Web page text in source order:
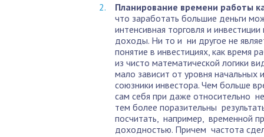
Планирование времени работы
что заработать большие деньги
интенсивная торговля и
доходы. Ни то и ни другое не
понятие в инвестициях, как время
из чисто математической логики
мало зависит от уровня начальных
союзники инвестора. Чем больше
сам себя при даже относительно
тем более поразительны
посчитать, например, временной
доходностью. Причем частота